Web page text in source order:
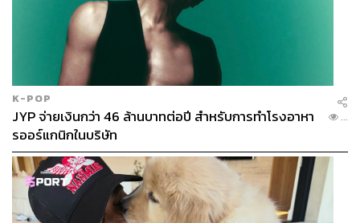
ภาพ:Christopher Polk/WWD via Getty Images
TAGS: Met Gala 2026 New York Cher
Kate Moss
Charli XCX
ROSÉ Met Gala
Vittoria Ceretti
aespa
Karina Rihanna
K-POP
JYP จ่ายเงินกว่า 46 ล้านบาทต่อปี สำหรับการทำโรงอาหา
รออร์แกนิกในบริษัท
...